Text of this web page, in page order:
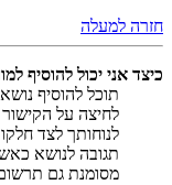
חזרה למעלה
כיצד אני יכול להוסיף
תוכל להוסיף
לחיצה על
לנוחותך לצד
תגובה לנושא
מסומנת גם